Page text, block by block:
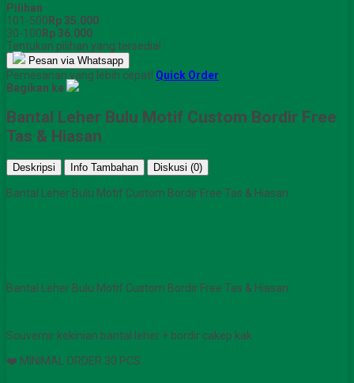
Pilihan
101-500Rp 35.000
30-100Rp 36.000
Tentukan pilihan yang tersedia!
Pesan via Whatsapp
Pemesanan yang lebih cepat! Quick Order
Bagikan ke
Bantal Leher Bulu Motif Custom Bordir Free
Tas & Hiasan
Deskripsi Info Tambahan Diskusi (0)
Bantal Leher Bulu Motif Custom Bordir Free Tas & Hiasan
Bantal Leher Bulu Motif Custom Bordir Free Tas & Hiasan
Souvernir kekinian bantal leher + bordir cakep kak
❤️ MINIMAL ORDER 30 PCS.